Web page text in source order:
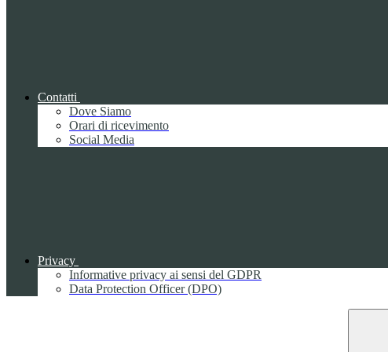
Contatti
Dove Siamo
Orari di ricevimento
Social Media
Privacy
Informative privacy ai sensi del GDPR
Data Protection Officer (DPO)